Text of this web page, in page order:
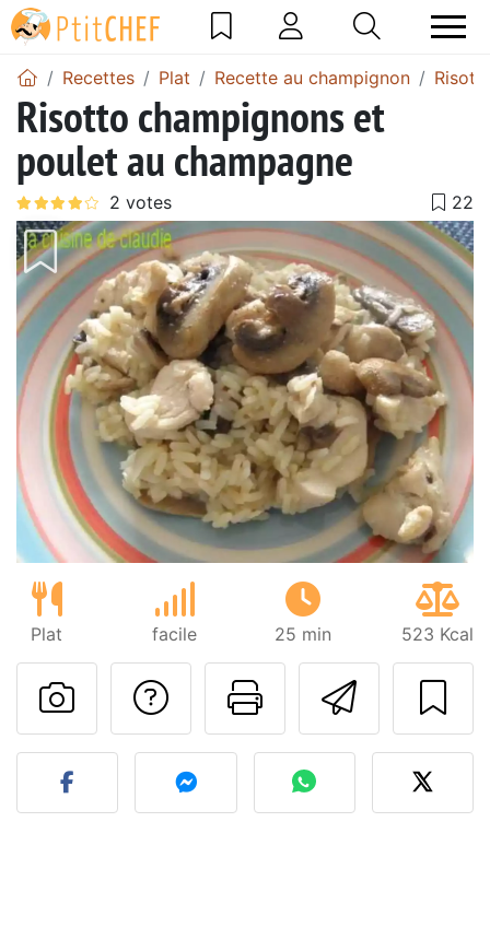
Recettes Plat Recette au champignon
Risotto champignons et
poulet au champagne
Plat facile 25 min 523 Kcal
Imprimer
Poser une
Publier votre photo de